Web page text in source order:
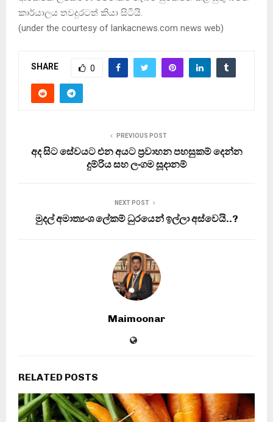
කාර්යාලය තවදුරටත් කියා සිටියි.
(under the courtesy of lankacnews.com news web)
SHARE 0
PREVIOUS POST
අද සිට සේවයට එන අයට ප්‍රවාහන පහසුකම් දෙන්න
දුම්රිය සහ ලංගම සූදානම්
NEXT POST
මුදල් අමාත්‍යංශ ලේකම් ධුරයෙන් ඉල්ලා අස්වෙයි..?
Maimoonar
RELATED POSTS